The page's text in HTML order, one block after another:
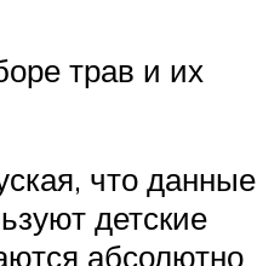
трав и их
что данные
детские
абсолютно